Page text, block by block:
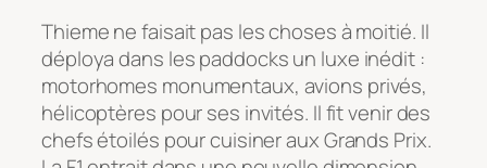
Thieme ne faisait pas les choses à moitié. Il
déploya dans les paddocks un luxe inédit :
motorhomes monumentaux, avions privés,
hélicoptères pour ses invités. Il fit venir des
chefs étoilés pour cuisiner aux Grands Prix.